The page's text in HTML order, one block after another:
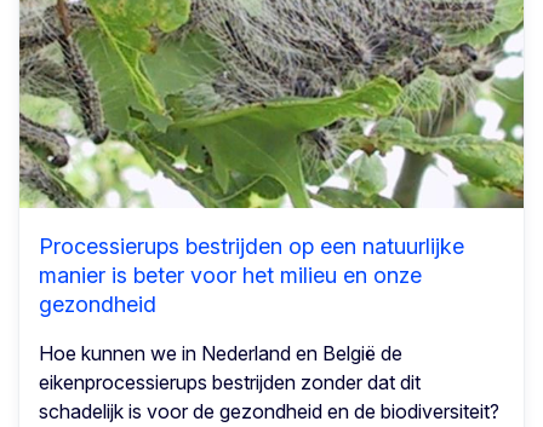
Processierups bestrijden op een natuurlijke
manier is beter voor het milieu en onze
gezondheid
Hoe kunnen we in Nederland en België de
eikenprocessierups bestrijden zonder dat dit
schadelijk is voor de gezondheid en de biodiversiteit?